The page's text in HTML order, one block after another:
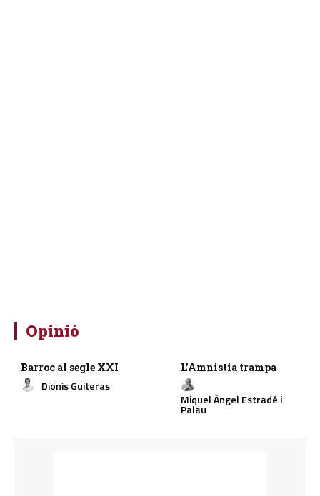
Opinió
Barroc al segle XXI
Dionís Guiteras
L’Amnistia trampa
Miquel Àngel Estradé i
Palau